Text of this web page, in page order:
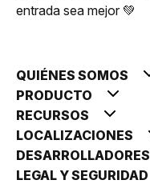
entrada sea mejor 💚
QUIÉNES SOMOS
PRODUCTO
RECURSOS
LOCALIZACIONES
DESARROLLADORES
LEGAL Y SEGURIDAD